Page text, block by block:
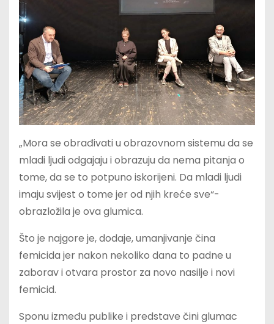
„Mora se obrađivati u obrazovnom sistemu da se
mladi ljudi odgajaju i obrazuju da nema pitanja o
tome, da se to potpuno iskorijeni. Da mladi ljudi
imaju svijest o tome jer od njih kreće sve“-
obrazložila je ova glumica.
Što je najgore je, dodaje, umanjivanje čina
femicida jer nakon nekoliko dana to padne u
zaborav i otvara prostor za novo nasilje i novi
femicid.
Sponu između publike i predstave čini glumac